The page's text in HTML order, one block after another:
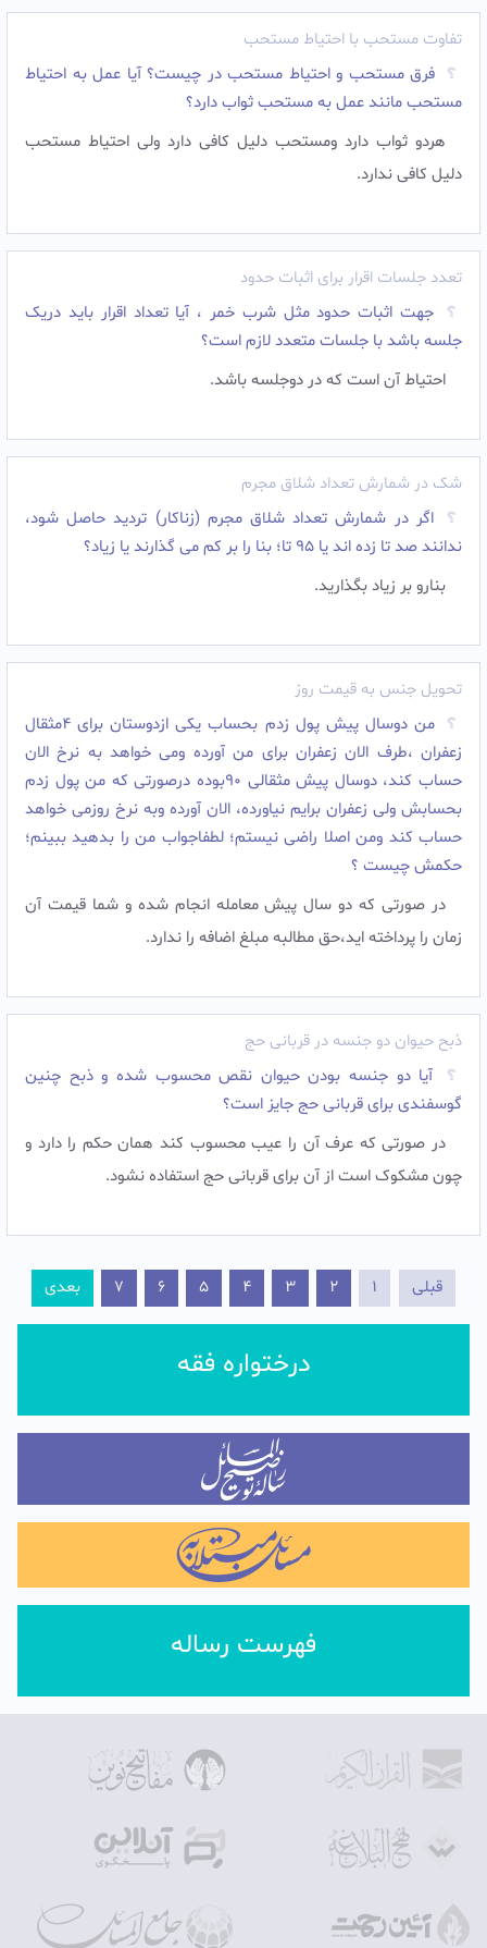
تفاوت مستحب با احتیاط مستحب
فرق مستحب و احتیاط مستحب در چیست؟ آیا عمل به احتیاط
مستحب مانند عمل به مستحب ثواب دارد؟
هردو ثواب دارد ومستحب دلیل کافی دارد ولی احتیاط مستحب
دلیل کافی ندارد.
تعدد جلسات اقرار برای اثبات حدود
جهت اثبات حدود مثل شرب خمر ، آیا تعداد اقرار باید دریک
جلسه باشد با جلسات متعدد لازم است؟
احتیاط آن است که در دوجلسه باشد.
شک در شمارش تعداد شلاق مجرم
اگر در شمارش تعداد شلاق مجرم (زناکار) تردید حاصل شود،
ندانند صد تا زده اند یا 95 تا؛ بنا را بر کم می گذارند یا زیاد؟
بنارو بر زیاد بگذارید.
تحویل جنس به قیمت روز
من دوسال پیش پول زدم بحساب یکی ازدوستان برای 4مثقال
زعفران ،طرف الان زعفران برای من آورده ومی خواهد به نرخ الان
حساب کند، دوسال پیش مثقالی 90بوده درصورتی که من پول زدم
بحسابش ولی زعفران برایم نیاورده، الان آورده وبه نرخ روزمی خواهد
حساب کند ومن اصلا راضی نیستم؛ لطفاجواب من را بدهید ببینم؛
حکمش چیست ؟
در صورتی که دو سال پیش معامله انجام شده و شما قیمت آن
زمان را پرداخته اید،حق مطالبه مبلغ اضافه را ندارد.
ذبح حیوان دو جنسه در قربانی حج
آیا دو جنسه بودن حیوان نقص محسوب شده و ذبح چنین
گوسفندی برای قربانی حج جایز است؟
در صورتی که عرف آن را عیب محسوب کند همان حکم را دارد و
چون مشکوک است از آن برای قربانی حج استفاده نشود.‌
قبلی 1
2
3
4
5
6
7 بعدی
درختواره فقه
فهرست رساله